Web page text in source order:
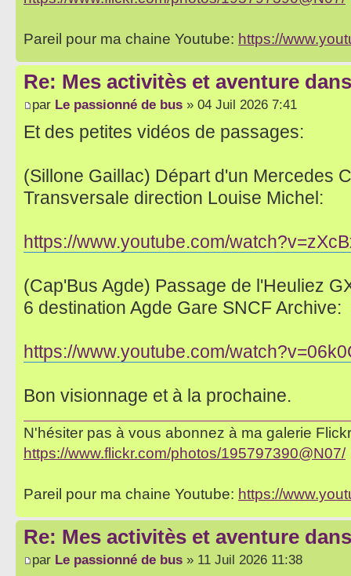
Pareil pour ma chaine Youtube: https://
Re: Mes activitès et aventure
par Le passionné de bus » 04 Juil 2026 7:41
Et des petites vidéos de passages:
(Sillone Gaillac) Départ d'un Mercedes
Transversale direction Louise Michel:
https://www.youtube.com/
(Cap'Bus Agde) Passage de l'Heuliez
6 destination Agde Gare SNCF Archive:
https://www.youtube.com/
Bon visionnage et à la prochaine.
N'hésiter pas à vous abonnez à ma galerie
https://www.flickr.com/photos/195797390@N07/
Pareil pour ma chaine Youtube: https://
Re: Mes activitès et aventure
par Le passionné de bus » 11 Juil 2026 11:38